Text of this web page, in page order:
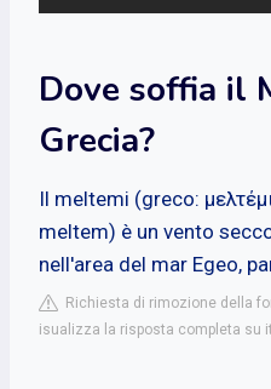
Dove soffia il
Grecia?
Il meltemi (greco:
meltem) è un vento
nell'area del mar Egeo,
Richiesta di rimozione della
isualizza la risposta completa su